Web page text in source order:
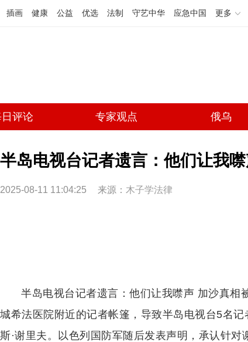
插画 健康 公益 优选 法制 守艺中华 应急中国 更多
评论 专家观点 俄乌
半岛电视台记者遗言：他们让我
2025-08-11 11:04:25 来源： 木子学法律
半岛电视台记者遗言：他们让我噤声 加沙真
城希法医院附近的记者帐篷，导致半岛电视台5名
斯·谢里夫。以色列国防军随后发表声明，承认针对